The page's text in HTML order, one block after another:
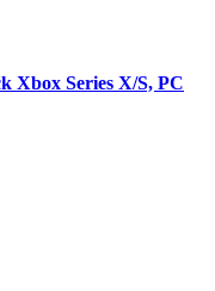
Xbox Series X/S, PC